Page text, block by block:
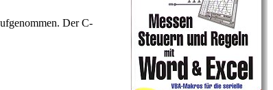
Der C-